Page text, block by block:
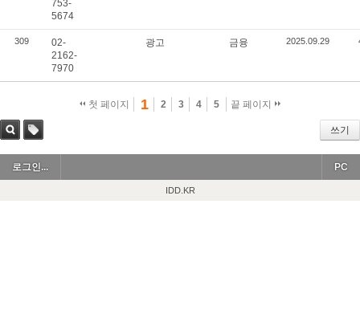
753-
5674
309
02-
2162-
7970
광고 금융 2025.09.29
첫 페이지 1 2 3 4 5 끝 페이지
쓰기
로그인...
PC
IDD.KR